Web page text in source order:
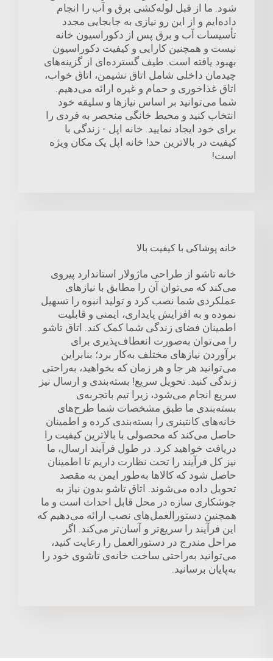
شود. ما از قبل لوله‌کشی برق و آب را انجام
داده‌ایم و از این رو نیازی به جابجایی مجدد
تأسیسات آب و برق پس از دکوراسیون خانه
نیست و همچنین کارایی و کیفیت دکوراسیون
بهبود یافته است. طیف گسترده‌ای از گزینه‌های
چیدمان داخلی شامل اتاق نشیمن، اتاق خواب،
اتاق غذاخوری و حمام و غیره ارائه می‌دهیم.
شما می‌توانید بر اساس نیازها و سلیقه خود
انتخاب کنید و محیط خانگی منحصر به فردی را
برای خود ایجاد نمایید. خانه اپل - زندگی با
کیفیت در بالاترین حد! خانه اپل یک مکان ویژه
است!
خانه پوشاکی با کیفیت بالا
خانه تاشو از طراحی ماژولار استاندارد پیروی
می‌کند که می‌توان آن را مطابق با نیازهای
عملکردی شما نصب کرد و تولید انبوه را تسهیل
نموده و به افزایش پایداری، ایمنی و قابلیت
اطمینان فضای زندگی شما کمک کند. اتاق تاشو
را می‌توان به‌صورت انعطاف‌پذیری برای
برآوردن نیازهای مختلف به‌کار برد؛ بنابراین
می‌توانید هر جا و هر زمان که بخواهید، به‌راحتی
زندگی کنید. تحویل سریع! بسته‌بندی و ارسال نیز
سریع انجام می‌شود، زیرا تیم باتجربه‌ی
بسته‌بندی ما طبق مشخصات شما طرح‌های
خانه‌های کانتینری را بسته‌بندی کرده و اطمینان
حاصل می‌کند که محصولی با بالاترین کیفیت را
دریافت خواهید کرد. در طول فرآیند ارسال، ما
نیز کل فرآیند را تحت نظارت داریم تا اطمینان
حاصل شود که کالاها به‌طور ایمن به مقصد
تحویل داده می‌شوند. اتاق تاشو بدون نیاز به
جوشکاری سازه در محل قابل احداث است و ما
همچنین دستورالعمل‌های نصب ارائه می‌دهیم که
این فرآیند را سریع‌تر و آسان‌تر می‌کند. اگر
مراحل مندرج در دستورالعمل را رعایت کنید،
می‌توانید به‌راحتی ساخت خانه‌ی تاشوی خود را
به‌پایان برسانید.